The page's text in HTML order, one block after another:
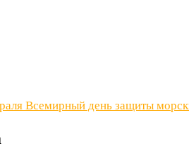
Всемирный день защиты